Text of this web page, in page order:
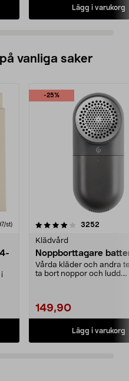
Lägg i varukorg
vanliga saker
st)
-25%
3252
Klädvård
Noppborttagare
Vårda kläder och andra
ta bort noppor och ludd.
149,90
Lägg i varukorg
4.5av 5 stjärnor